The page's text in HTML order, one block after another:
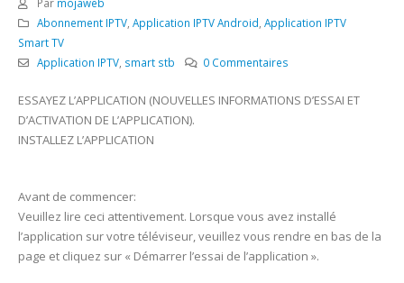
Abonnement IPTV, Application IPTV Android Application IPTV
Smart TV
Application IPTV, smart stb 0 Commentaires
ESSAYEZ L’APPLICATION (NOUVELLES INFORMATIONS D’ESSAI ET
D’ACTIVATION DE L’APPLICATION).
INSTALLEZ L’APPLICATION
Avant de commencer:
Veuillez lire ceci attentivement. Lorsque vous avez installé
l’application sur votre téléviseur, veuillez vous rendre en bas de la
page et cliquez sur « Démarrer l’essai de l’application ».